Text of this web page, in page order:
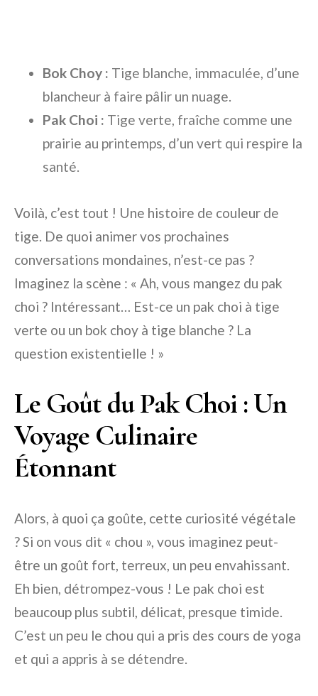
Bok Choy : Tige blanche, immaculée, d’une
blancheur à faire pâlir un nuage.
Pak Choi : Tige verte, fraîche comme une
prairie au printemps, d’un vert qui respire la
santé.
Voilà, c’est tout ! Une histoire de couleur de
tige. De quoi animer vos prochaines
conversations mondaines, n’est-ce pas ?
Imaginez la scène : « Ah, vous mangez du pak
choi ? Intéressant… Est-ce un pak choi à tige
verte ou un bok choy à tige blanche ? La
question existentielle ! »
Le Goût du Pak Choi : Un
Voyage Culinaire
Étonnant
Alors, à quoi ça goûte, cette curiosité végétale
? Si on vous dit « chou », vous imaginez peut-
être un goût fort, terreux, un peu envahissant.
Eh bien, détrompez-vous ! Le pak choi est
beaucoup plus subtil, délicat, presque timide.
C’est un peu le chou qui a pris des cours de yoga
et qui a appris à se détendre.